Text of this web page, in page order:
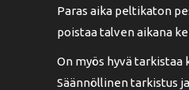
Paras aika peltikaton
poistaa talven aikana
On myös hyvä
Säännöllinen tarkistus